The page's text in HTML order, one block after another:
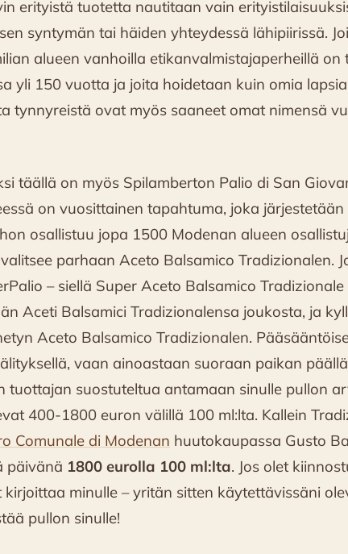
erityistä tuotetta nautitaan vain
syntymän tai häiden yhteydessä lähipiirissä.
alueen vanhoilla etikanvalmistajaperheillä on
yli 150 vuotta ja joita hoidetaan kuin omia
tynnyreistä ovat myös saaneet omat nimensä
täällä on myös Spilamberton Palio di San
on vuosittainen tapahtuma, joka järjestetään
osallistuu jopa 1500 Modenan alueen
parhaan Aceto Balsamico Tradizionalen.
– siellä Super Aceto Balsamico
Aceti Balsamici Tradizionalensa joukosta, ja
Aceto Balsamico Tradizionalen.
vaan ainoastaan suoraan paikan
tuottajan suostuteltua antamaan sinulle pullon
400-1800 euron välillä 100 ml:lta. Kallein
Comunale di Modenan huutokaupassa Gusto
päivänä 1800 eurolla 100 ml:lta. Jos olet
minulle – yritän sitten käytettävissäni
pullon sinulle!